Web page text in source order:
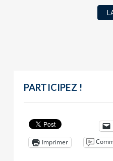
PARTICIPEZ !
Imprimer